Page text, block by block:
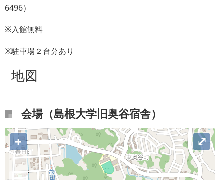
6496）
※入館無料
※駐車場２台分あり
地図
会場（島根大学旧奥谷宿舎）
+ ⤢